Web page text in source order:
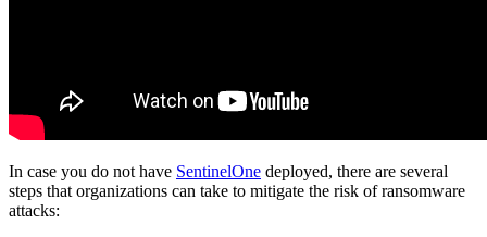
In case you do not have SentinelOne deployed, there are several
steps that organizations can take to mitigate the risk of ransomware
attacks: